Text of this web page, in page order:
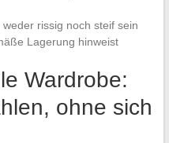
rissig noch steif sein
Lagerung hinweist
Wardrobe:
ohne sich